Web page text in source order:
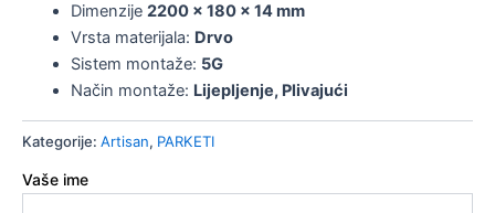
Dimenzije 2200 x 180 x 14 mm
Vrsta materijala: Drvo
Sistem montaže: 5G
Način montaže: Lijepljenje, Plivajući
Kategorije: Artisan, PARKETI
Vaše ime